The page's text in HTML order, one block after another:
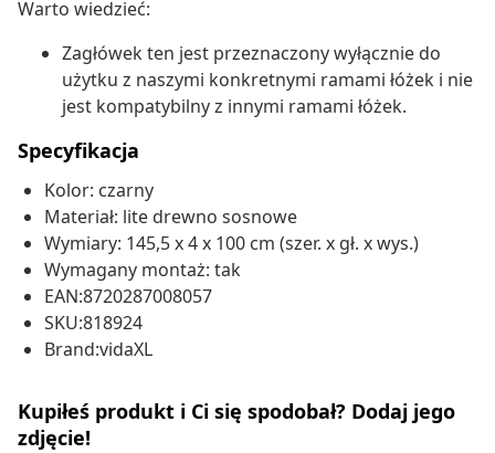
Warto wiedzieć:
Zagłówek ten jest przeznaczony wyłącznie do
użytku z naszymi konkretnymi ramami łóżek i nie
jest kompatybilny z innymi ramami łóżek.
Specyfikacja
Kolor: czarny
Materiał: lite drewno sosnowe
Wymiary: 145,5 x 4 x 100 cm (szer. x gł. x wys.)
Wymagany montaż: tak
EAN:8720287008057
SKU:818924
Brand:vidaXL
Kupiłeś produkt i Ci się spodobał? Dodaj jego
zdjęcie!